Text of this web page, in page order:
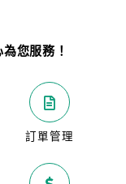
您服務！
訂單管理